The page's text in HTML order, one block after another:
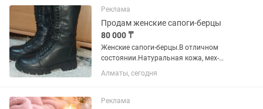
в Лондоне, дабы сэкономить...
Реклама
Продам женские сапоги-берцы
80 000 ₸
Женские сапоги-берцы.В отличном
состоянии.Натуральная кожа, мех-
цигейка, евро.
Алматы, сегодня
Реклама